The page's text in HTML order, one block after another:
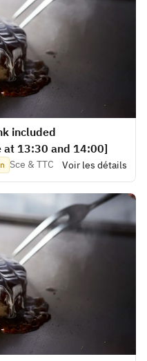
included
at 13:30 and 14:00]
Sce & TTC Voir les détails